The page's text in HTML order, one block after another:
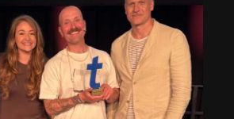
CUPRA